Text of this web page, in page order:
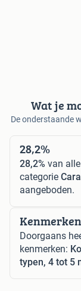
Wat je
De onderstaande
28,2%
28,2% van alle
categorie
aangeboden.
Kenmerken
Doorgaans
kenmerken:
typen, 4 tot 5